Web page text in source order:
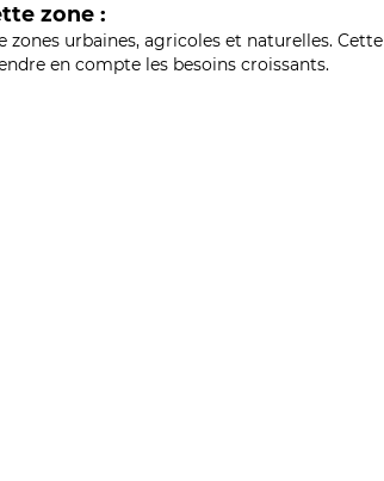
zone :
urbaines, agricoles et naturelles. Cette
en compte les besoins croissants.